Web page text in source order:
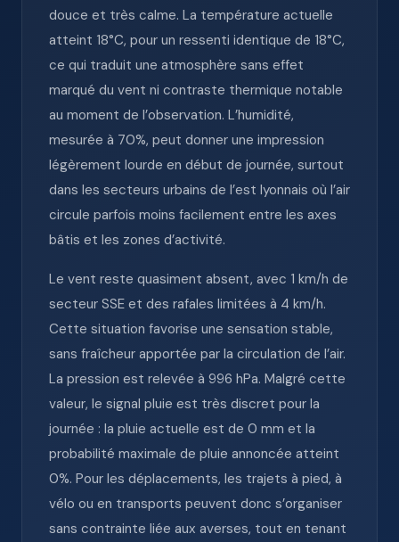
douce et très calme. La température actuelle
atteint 18°C, pour un ressenti identique de 18°C,
ce qui traduit une atmosphère sans effet
marqué du vent ni contraste thermique notable
au moment de l’observation. L’humidité,
mesurée à 70%, peut donner une impression
légèrement lourde en début de journée, surtout
dans les secteurs urbains de l’est lyonnais où l’air
circule parfois moins facilement entre les axes
bâtis et les zones d’activité.
Le vent reste quasiment absent, avec 1 km/h de
secteur SSE et des rafales limitées à 4 km/h.
Cette situation favorise une sensation stable,
sans fraîcheur apportée par la circulation de l’air.
La pression est relevée à 996 hPa. Malgré cette
valeur, le signal pluie est très discret pour la
journée : la pluie actuelle est de 0 mm et la
probabilité maximale de pluie annoncée atteint
0%. Pour les déplacements, les trajets à pied, à
vélo ou en transports peuvent donc s’organiser
sans contrainte liée aux averses, tout en tenant